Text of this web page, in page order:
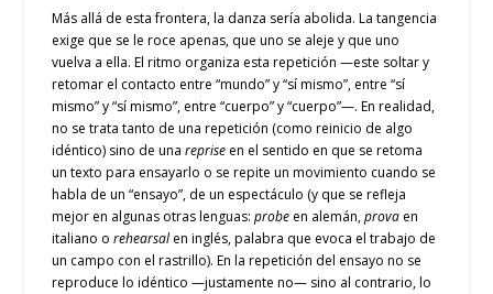
Más allá de esta frontera, la danza sería abolida. La tangencia
exige que se le roce apenas, que uno se aleje y que uno
vuelva a ella. El ritmo organiza esta repetición —este soltar y
retomar el contacto entre “mundo” y “sí mismo”, entre “sí
mismo” y “sí mismo”, entre “cuerpo” y “cuerpo”—. En realidad,
no se trata tanto de una repetición (como reinicio de algo
idéntico) sino de una reprise en el sentido en que se retoma
un texto para ensayarlo o se repite un movimiento cuando se
habla de un “ensayo”, de un espectáculo (y que se refleja
mejor en algunas otras lenguas:probe en alemán,prova en
italiano o rehearsalen inglés, palabra que evoca el trabajo de
un campo con el rastrillo). En la repetición del ensayo no se
reproduce lo idéntico —justamente no— sino al contrario, lo